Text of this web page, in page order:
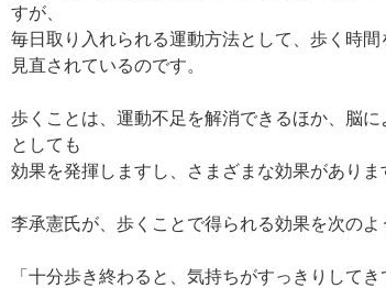
すが、
毎日取り入れられる運動方法として、歩く時
見直されているのです。
歩くことは、運動不足を解消できるほか、脳に
としても
効果を発揮しますし、さまざまな効果がありま
李承憲氏が、歩くことで得られる効果を次のよ
「十分歩き終わると、気持ちがすっきりして